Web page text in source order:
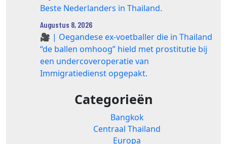
Beste Nederlanders in Thailand.
Augustus 8, 2026
🎥 | Oegandese ex-voetballer die in Thailand
“de ballen omhoog” hield met prostitutie bij
een undercoveroperatie van
Immigratiedienst opgepakt.
Categorieën
Bangkok
Centraal Thailand
Europa